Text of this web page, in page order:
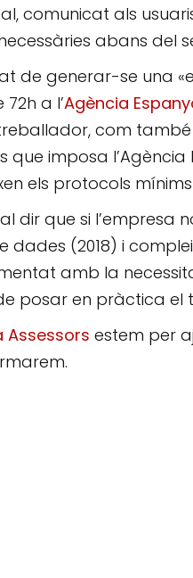
comunicat als
abans del
de generar-se una
72h a l’Agència
com
que imposa
els protocols
dir que si l’empresa
dades (2018) i
amb la
posar en pràctica
Assessors estem per